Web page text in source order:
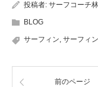
投稿者: サーフコーチ
BLOG
サーフィン, サーフィ
前のページ